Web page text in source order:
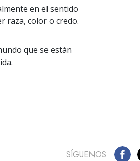
en el sentido
raza, color o credo.
que se están
SÍGUENOS